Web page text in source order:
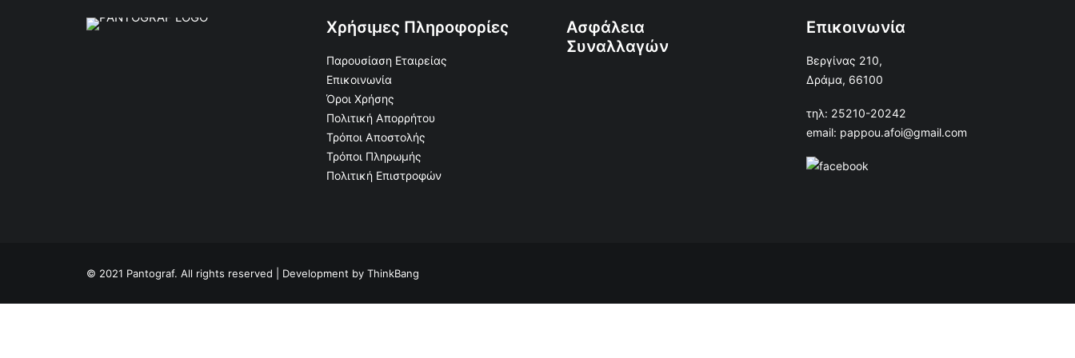
Διαμαντογυαλόχαρτο ξηράς Φ 100 - Νο 3000
Χρήσιμες Πληροφορίες
Παρουσίαση Εταιρείας
Επικοινωνία
Όροι Χρήσης
Πολιτική Απορρήτου
Τρόποι Αποστολής
Τρόποι Πληρωμής
Πολιτική Επιστροφών
Ασφάλεια
Συναλλαγών
Επικοινωνία
Βεργίνας 210,
Δράμα, 66100
τηλ: 25210-20242
email: pappou.afoi@gmail.com
© 2021 Pantograf. All rights reserved | Development by ThinkBang